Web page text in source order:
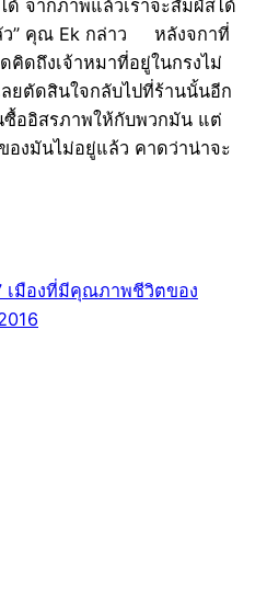
จากภาพแล้วเราจะสัมผัสได้
ว” คุณ Ek กล่าว หลังจกาที่
ดถึงเจ้าหมาที่อยู่ในกรงไม่
ลยตัดสินใจกลับไปที่ร้านนั้นอีก
ซื้ออิสรภาพให้กับพวกมัน แต่
งมันไม่อยู่แล้ว คาดว่าน่าจะ